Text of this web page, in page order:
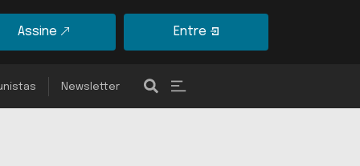
Assine Entre
Newsletter